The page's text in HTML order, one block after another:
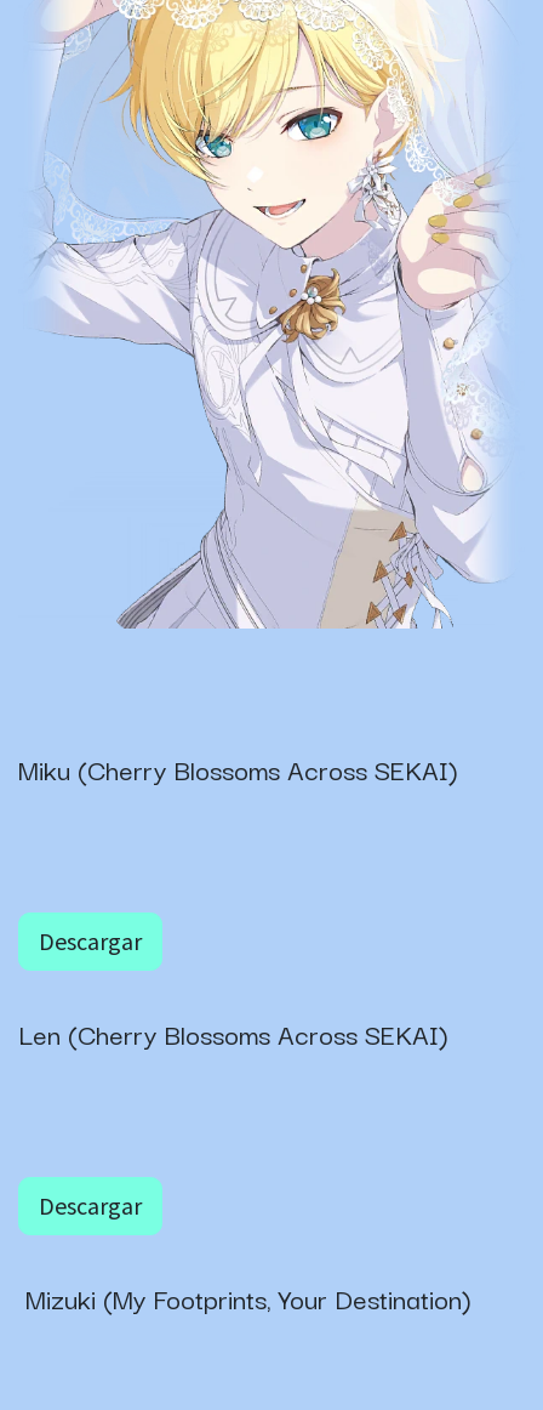
Miku (Cherry Blossoms Across SEKAI)
Descargar
Len (Cherry Blossoms Across SEKAI)
Descargar
Mizuki (My Footprints, Your Destination)